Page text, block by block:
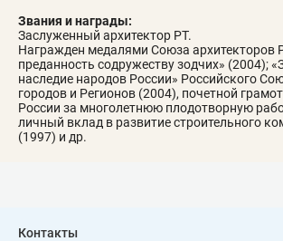
Звания и награды:
Заслуженный архитектор РТ.
Награжден медалями Союза архитекторов
преданность содружеству зодчих» (2004);
наследие народов России» Российского
городов и Регионов (2004), почетной
России за многолетнюю плодотворную
личный вклад в развитие строительного
(1997) и др.
Контакты